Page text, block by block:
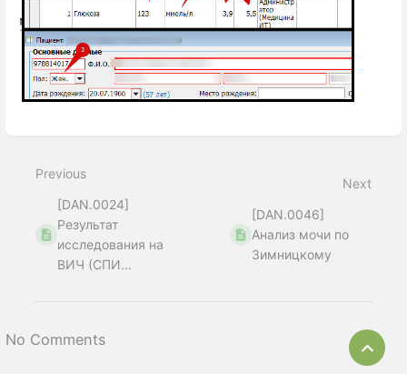
mode
Previous
[DAN.0024]
Результат
исследования на
ВИЧ (СПИ...
Next
[DAN.0046]
Анализ мочи по
Зимницкому
No Comments